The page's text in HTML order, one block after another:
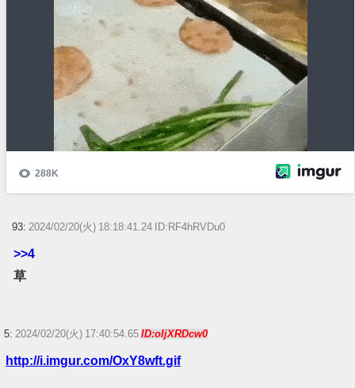
93: 2024/02/20(火) 18:18:41.24 ID:RF4hRVDu0
>>4
草
5: 2024/02/20(火) 17:40:54.65 ID:oIjXRDcw0
http://i.imgur.com/OxY8wft.gif